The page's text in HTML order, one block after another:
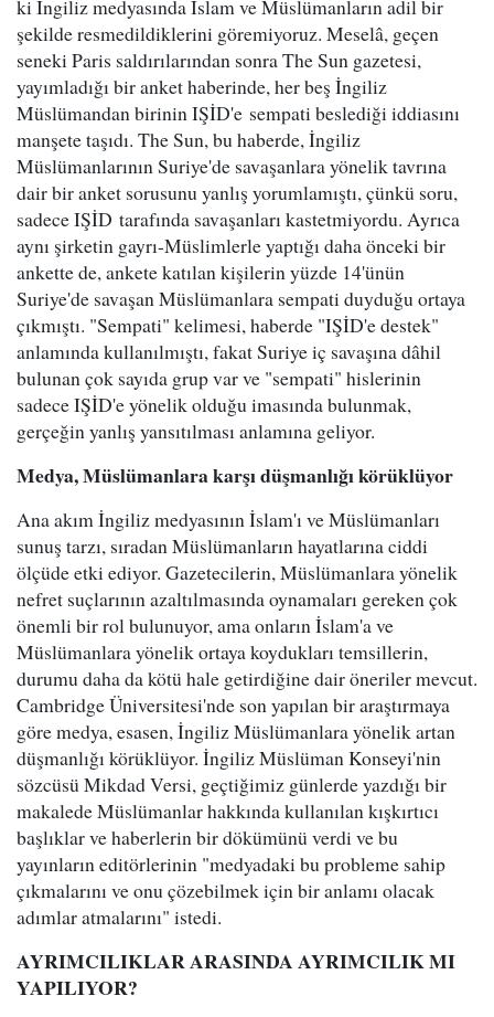
ki İngiliz medyasında İslam ve Müslümanların adil bir
şekilde resmedildiklerini göremiyoruz. Meselâ, geçen
seneki Paris saldırılarından sonra The Sun gazetesi,
yayımladığı bir anket haberinde, her beş İngiliz
Müslümandan birinin IŞİD'e sempati beslediği iddiasını
manşete taşıdı. The Sun, bu haberde, İngiliz
Müslümanlarının Suriye'de savaşanlara yönelik tavrına
dair bir anket sorusunu yanlış yorumlamıştı, çünkü soru,
sadece IŞİD tarafında savaşanları kastetmiyordu. Ayrıca
aynı şirketin gayrı-Müslimlerle yaptığı daha önceki bir
ankette de, ankete katılan kişilerin yüzde 14'ünün
Suriye'de savaşan Müslümanlara sempati duyduğu ortaya
çıkmıştı. "Sempati" kelimesi, haberde "IŞİD'e destek"
anlamında kullanılmıştı, fakat Suriye iç savaşına dâhil
bulunan çok sayıda grup var ve "sempati" hislerinin
sadece IŞİD'e yönelik olduğu imasında bulunmak,
gerçeğin yanlış yansıtılması anlamına geliyor.
Medya, Müslümanlara karşı düşmanlığı körüklüyor
Ana akım İngiliz medyasının İslam'ı ve Müslümanları
sunuş tarzı, sıradan Müslümanların hayatlarına ciddi
ölçüde etki ediyor. Gazetecilerin, Müslümanlara yönelik
nefret suçlarının azaltılmasında oynamaları gereken çok
önemli bir rol bulunuyor, ama onların İslam'a ve
Müslümanlara yönelik ortaya koydukları temsillerin,
durumu daha da kötü hale getirdiğine dair öneriler mevcut.
Cambridge Üniversitesi'nde son yapılan bir araştırmaya
göre medya, esasen, İngiliz Müslümanlara yönelik artan
düşmanlığı körüklüyor. İngiliz Müslüman Konseyi'nin
sözcüsü Mikdad Versi, geçtiğimiz günlerde yazdığı bir
makalede Müslümanlar hakkında kullanılan kışkırtıcı
başlıklar ve haberlerin bir dökümünü verdi ve bu
yayınların editörlerinin "medyadaki bu probleme sahip
çıkmalarını ve onu çözebilmek için bir anlamı olacak
adımlar atmalarını" istedi.
AYRIMCILIKLAR ARASINDA AYRIMCILIK MI
YAPILIYOR?